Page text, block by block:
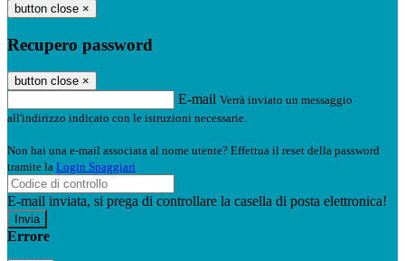
button close ×
Recupero password
button close ×
E-mail Verrà inviato un messaggio
all'indirizzo indicato con le istruzioni necessarie.
Non hai una e-mail associata al nome utente? Effettua il reset della password
tramite la Login Spaggiari
E-mail inviata, si prega di controllare la casella di posta elettronica!
Errore